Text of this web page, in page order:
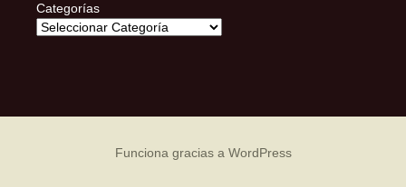
Categorías
Funciona gracias a WordPress